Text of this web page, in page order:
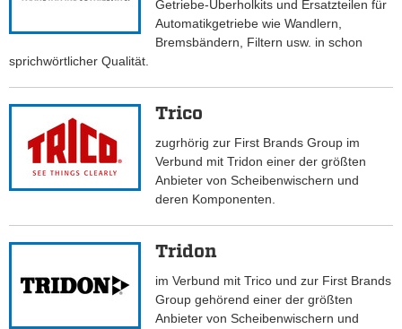
Getriebe-Überholkits und Ersatzteilen für
Automatikgetriebe wie Wandlern,
Bremsbändern, Filtern usw. in schon
sprichwörtlicher Qualität.
Trico
zugrhörig zur First Brands Group im
Verbund mit Tridon einer der größten
Anbieter von Scheibenwischern und
deren Komponenten.
Tridon
im Verbund mit Trico und zur First Brands
Group gehörend einer der größten
Anbieter von Scheibenwischern und